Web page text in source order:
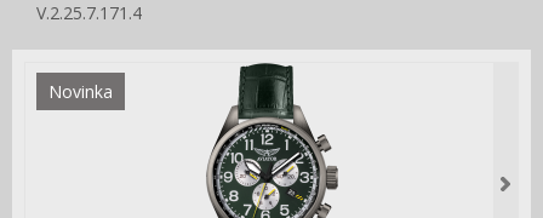
V.2.25.7.171.4
Novinka